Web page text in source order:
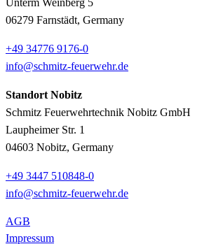
Unterm Weinberg 5
06279 Farnstädt, Germany
+49 34776 9176-0
info@schmitz-feuerwehr.de
Standort Nobitz
Schmitz Feuerwehrtechnik Nobitz GmbH
Laupheimer Str. 1
04603 Nobitz, Germany
+49 3447 510848-0
info@schmitz-feuerwehr.de
AGB
Impressum